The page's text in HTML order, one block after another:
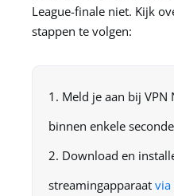
League-finale niet. Kijk
stappen te volgen:
Meld je aan bij VPN
binnen enkele
Download en
streamingapparaat via